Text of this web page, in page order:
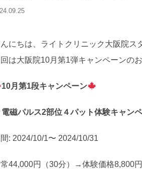
にちは、ライトクリニック大阪院ス
は大阪院10月第1弾キャンペーンの
10月第1段キャンペーン
電磁パルス2部位４パット体験キャン
: 2024/10/1〜 2024/10/31
44,000円（30分）→体験価格8,800